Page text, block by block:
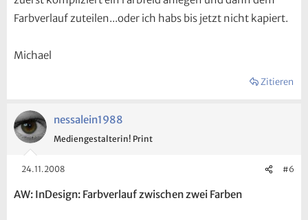
Farbverlauf zuteilen...oder ich habs bis jetzt nicht kapiert.
Michael
Zitieren
nessalein1988
Mediengestalterin! Print
24.11.2008 #6
AW: InDesign: Farbverlauf zwischen zwei Farben